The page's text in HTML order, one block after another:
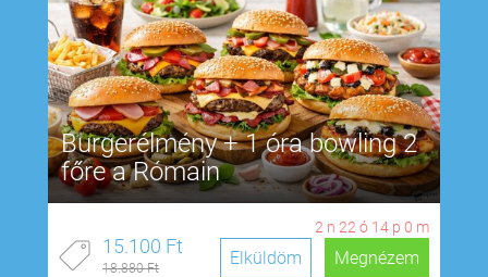
Burgerélmény + 1 óra bowling 2
főre a Rómain
2n 22ó 13p 59 m
15.100 Ft
18.880 Ft Megnézem
Elküldöm